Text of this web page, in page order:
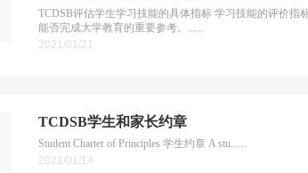
TCDSB评估学生学习技能的具体指标 学习技能的评价指
能否完成大学教育的重要参考。......
2021/01/21
TCDSB学生和家长约章
Student Charter of Principles 学生约章 A stu......
2021/01/14